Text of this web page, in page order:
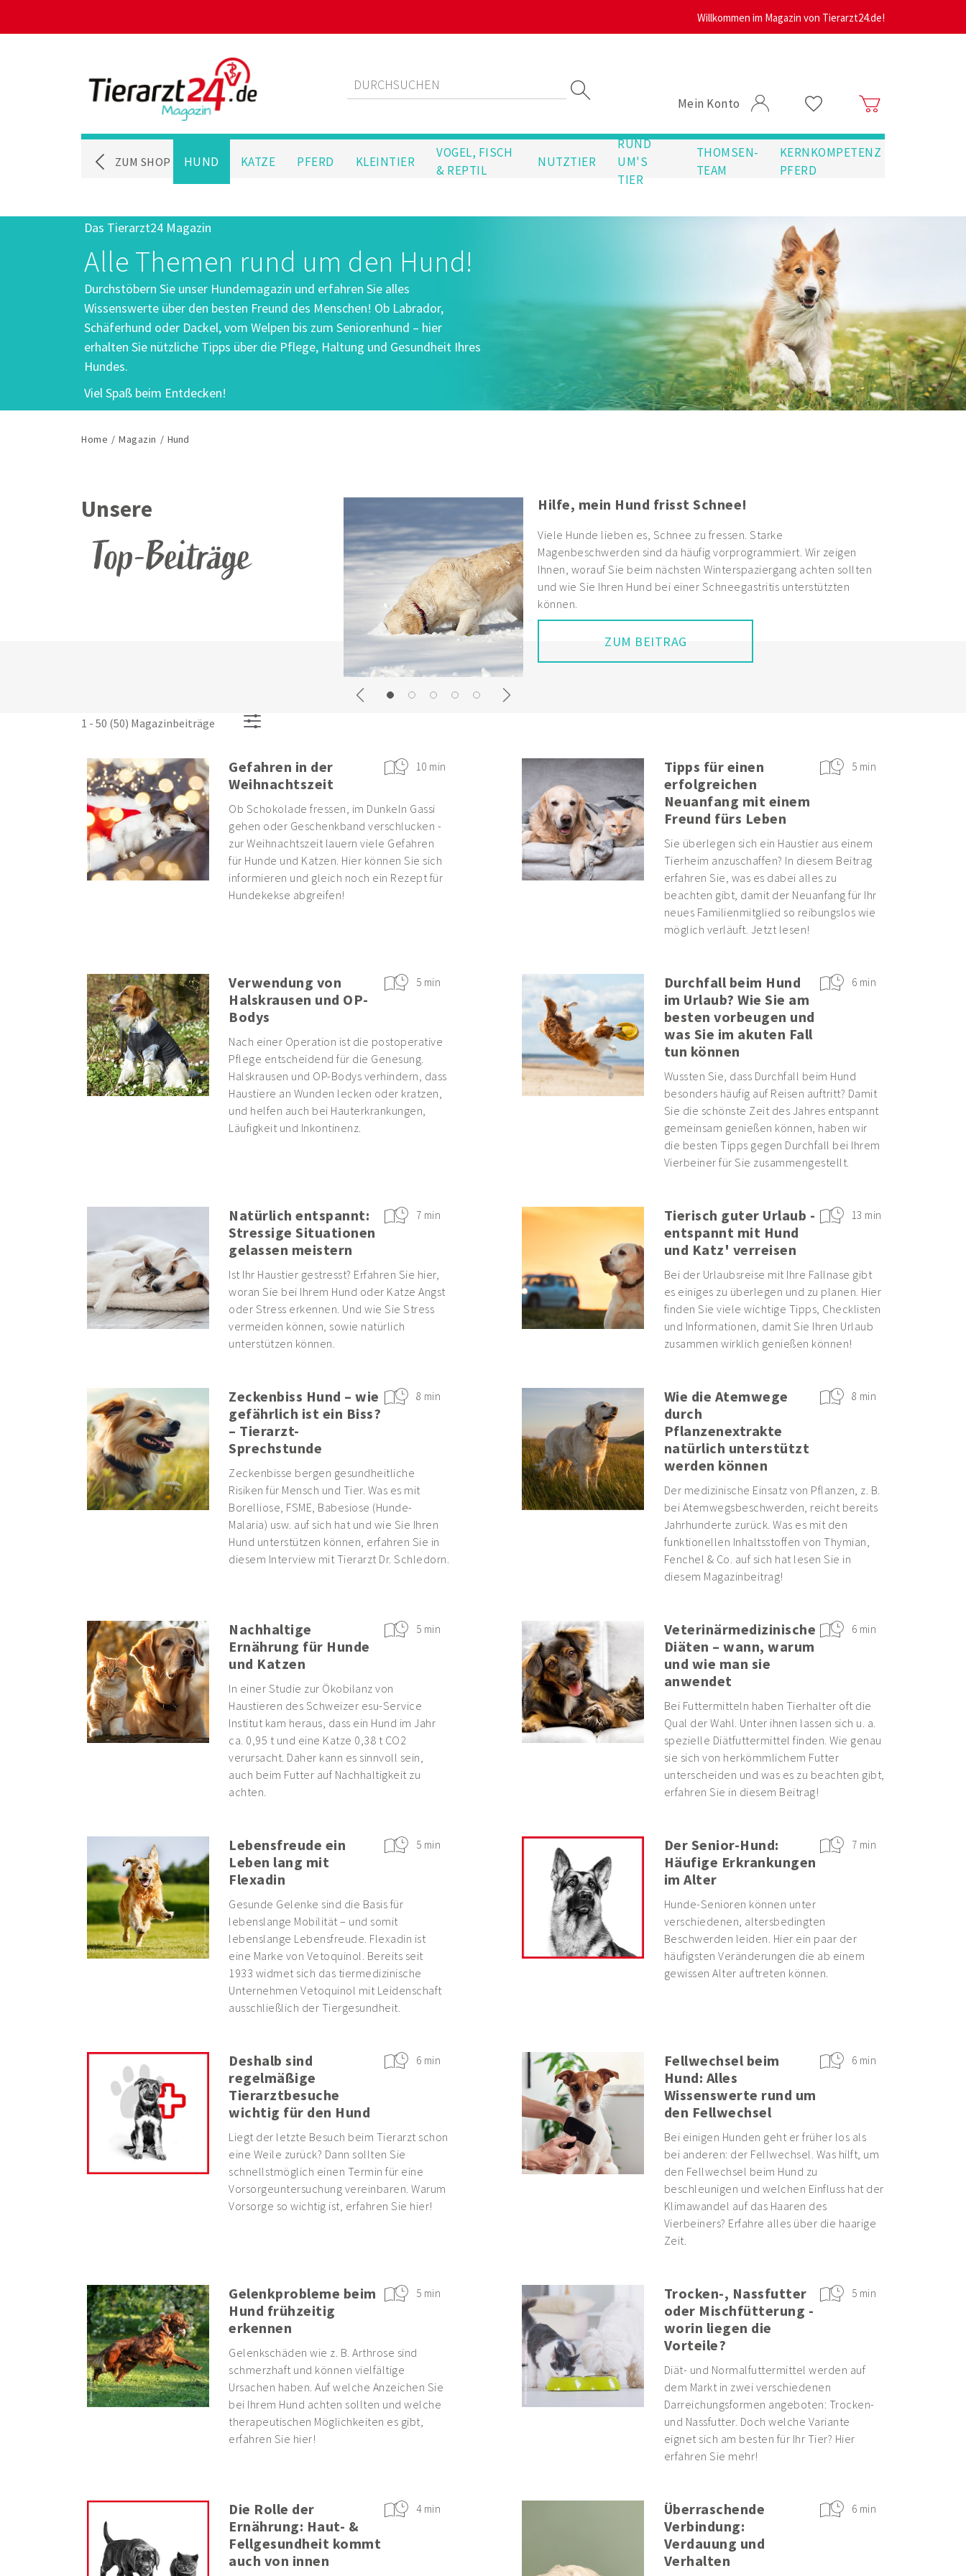
Willkommen im Magazin von Tierarzt24.de!
Mein Konto
ZUM SHOP HUND KATZE PFERD KLEINTIER
VOGEL, FISCH
& REPTIL
NUTZTIER
RUND
UM'S
TIER
THOMSEN-
TEAM
KERNKOMPETENZ
PFERD
Das Tierarzt24 Magazin
Alle Themen rund um den Hund!
Durchstöbern Sie unser Hundemagazin und erfahren Sie alles
Wissenswerte über den besten Freund des Menschen! Ob Labrador,
Schäferhund oder Dackel, vom Welpen bis zum Seniorenhund – hier
erhalten Sie nützliche Tipps über die Pflege, Haltung und Gesundheit Ihres
Hundes.
Viel Spaß beim Entdecken!
Home / Magazin / Hund
Unsere
Top-Beiträge
Arthrose beim Hund: Wenn die Stoßdämpfer nicht
Viele Hunde erkranken im Laufe ihres Lebens an schmerzhaften
Veränderungen der Gelenke, der sogenannten Arthrose. Lesen Sie
hier, wie Gelenke aufgebaut sind und was Sie bei der Vorbeugung
sowie im Fall einer Erkrankung beachten sollten.
ZUM BEITRAG
Previous
Next
1 - 50 (50) Magazinbeiträge
Gefahren in der
Weihnachtszeit
10 min
Ob Schokolade fressen, im Dunkeln Gassi
gehen oder Geschenkband verschlucken -
zur Weihnachtszeit lauern viele Gefahren
für Hunde und Katzen. Hier können Sie sich
informieren und gleich noch ein Rezept für
Hundekekse abgreifen!
Tipps für einen
erfolgreichen
Neuanfang mit einem
Freund fürs Leben
5 min
Sie überlegen sich ein Haustier aus einem
Tierheim anzuschaffen? In diesem Beitrag
erfahren Sie, was es dabei alles zu
beachten gibt, damit der Neuanfang für Ihr
neues Familienmitglied so reibungslos wie
möglich verläuft. Jetzt lesen!
Verwendung von
Halskrausen und OP-
Bodys
5 min
Nach einer Operation ist die postoperative
Pflege entscheidend für die Genesung.
Halskrausen und OP-Bodys verhindern, dass
Haustiere an Wunden lecken oder kratzen,
und helfen auch bei Hauterkrankungen,
Läufigkeit und Inkontinenz.
Durchfall beim Hund
im Urlaub? Wie Sie am
besten vorbeugen und
was Sie im akuten Fall
tun können
6 min
Wussten Sie, dass Durchfall beim Hund
besonders häufig auf Reisen auftritt? Damit
Sie die schönste Zeit des Jahres entspannt
gemeinsam genießen können, haben wir
die besten Tipps gegen Durchfall bei Ihrem
Vierbeiner für Sie zusammengestellt.
Natürlich entspannt:
Stressige Situationen
gelassen meistern
7 min
Ist Ihr Haustier gestresst? Erfahren Sie hier,
woran Sie bei Ihrem Hund oder Katze Angst
oder Stress erkennen. Und wie Sie Stress
vermeiden können, sowie natürlich
unterstützen können.
Tierisch guter Urlaub -
entspannt mit Hund
und Katz' verreisen
13 min
Bei der Urlaubsreise mit Ihre Fallnase gibt
es einiges zu überlegen und zu planen. Hier
finden Sie viele wichtige Tipps, Checklisten
und Informationen, damit Sie Ihren Urlaub
zusammen wirklich genießen können!
Zeckenbiss Hund – wie
gefährlich ist ein Biss?
– Tierarzt-
Sprechstunde
8 min
Zeckenbisse bergen gesundheitliche
Risiken für Mensch und Tier. Was es mit
Borelliose, FSME, Babesiose (Hunde-
Malaria) usw. auf sich hat und wie Sie Ihren
Hund unterstützen können, erfahren Sie in
diesem Interview mit Tierarzt Dr. Schledorn.
Wie die Atemwege
durch
Pflanzenextrakte
natürlich unterstützt
werden können
8 min
Der medizinische Einsatz von Pflanzen, z. B.
bei Atemwegsbeschwerden, reicht bereits
Jahrhunderte zurück. Was es mit den
funktionellen Inhaltsstoffen von Thymian,
Fenchel & Co. auf sich hat lesen Sie in
diesem Magazinbeitrag!
Nachhaltige
Ernährung für Hunde
und Katzen
5 min
In einer Studie zur Ökobilanz von
Haustieren des Schweizer esu-Service
Institut kam heraus, dass ein Hund im Jahr
ca. 0,95 t und eine Katze 0,38 t CO2
verursacht. Daher kann es sinnvoll sein,
auch beim Futter auf Nachhaltigkeit zu
achten.
Veterinärmedizinische
Diäten – wann, warum
und wie man sie
anwendet
6 min
Bei Futtermitteln haben Tierhalter oft die
Qual der Wahl. Unter ihnen lassen sich u. a.
spezielle Diätfuttermittel finden. Wie genau
sie sich von herkömmlichem Futter
unterscheiden und was es zu beachten gibt,
erfahren Sie in diesem Beitrag!
Lebensfreude ein
Leben lang mit
Flexadin
5 min
Gesunde Gelenke sind die Basis für
lebenslange Mobilität – und somit
lebenslange Lebensfreude. Flexadin ist
eine Marke von Vetoquinol. Bereits seit
1933 widmet sich das tiermedizinische
Unternehmen Vetoquinol mit Leidenschaft
ausschließlich der Tiergesundheit.
Der Senior-Hund:
Häufige Erkrankungen
im Alter
7 min
Hunde-Senioren können unter
verschiedenen, altersbedingten
Beschwerden leiden. Hier ein paar der
häufigsten Veränderungen die ab einem
gewissen Alter auftreten können.
Deshalb sind
regelmäßige
Tierarztbesuche
wichtig für den Hund
6 min
Liegt der letzte Besuch beim Tierarzt schon
eine Weile zurück? Dann sollten Sie
schnellstmöglich einen Termin für eine
Vorsorgeuntersuchung vereinbaren. Warum
Vorsorge so wichtig ist, erfahren Sie hier!
Fellwechsel beim
Hund: Alles
Wissenswerte rund um
den Fellwechsel
6 min
Bei einigen Hunden geht er früher los als
bei anderen: der Fellwechsel. Was hilft, um
den Fellwechsel beim Hund zu
beschleunigen und welchen Einfluss hat der
Klimawandel auf das Haaren des
Vierbeiners? Erfahre alles über die haarige
Zeit.
Gelenkprobleme beim
Hund frühzeitig
erkennen
5 min
Gelenkschäden wie z. B. Arthrose sind
schmerzhaft und können vielfältige
Ursachen haben. Auf welche Anzeichen Sie
bei Ihrem Hund achten sollten und welche
therapeutischen Möglichkeiten es gibt,
erfahren Sie hier!
Trocken-, Nassfutter
oder Mischfütterung -
worin liegen die
Vorteile?
5 min
Diät- und Normalfuttermittel werden auf
dem Markt in zwei verschiedenen
Darreichungsformen angeboten: Trocken-
und Nassfutter. Doch welche Variante
eignet sich am besten für Ihr Tier? Hier
erfahren Sie mehr!
Die Rolle der
Ernährung: Haut- &
Fellgesundheit kommt
auch von innen
4 min
Überraschende
Verbindung:
Verdauung und
Verhalten
6 min